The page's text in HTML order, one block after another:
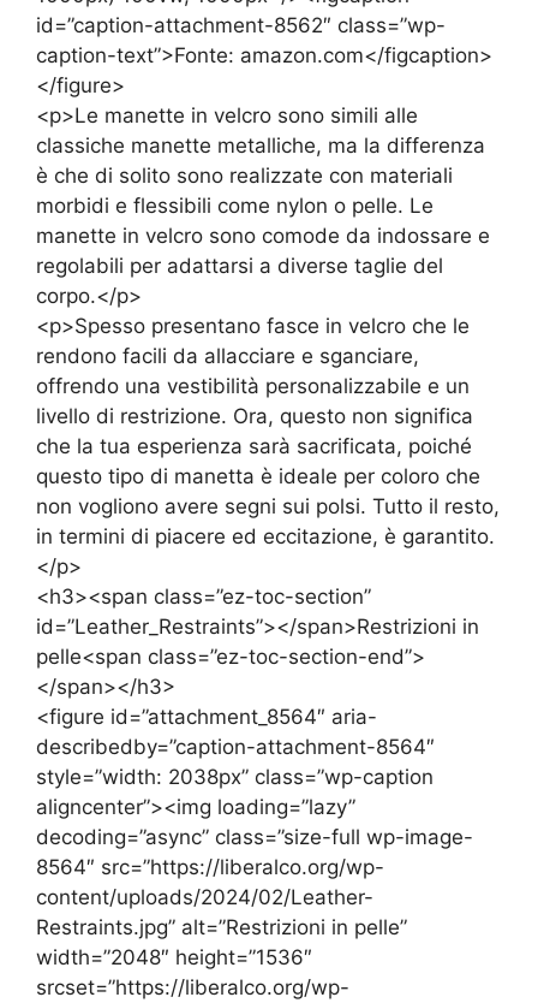
id=”caption-attachment-8562″ class=”wp-
caption-text”>Fonte: amazon.com</figcaption>
</figure>
<p>Le manette in velcro sono simili alle
classiche manette metalliche, ma la differenza
è che di solito sono realizzate con materiali
morbidi e flessibili come nylon o pelle. Le
manette in velcro sono comode da indossare e
regolabili per adattarsi a diverse taglie del
corpo.</p>
<p>Spesso presentano fasce in velcro che le
rendono facili da allacciare e sganciare,
offrendo una vestibilità personalizzabile e un
livello di restrizione. Ora, questo non significa
che la tua esperienza sarà sacrificata, poiché
questo tipo di manetta è ideale per coloro che
non vogliono avere segni sui polsi. Tutto il resto,
in termini di piacere ed eccitazione, è garantito.
</p>
<h3><span class=”ez-toc-section”
id=”Leather_Restraints”></span>Restrizioni in
pelle<span class=”ez-toc-section-end”>
</span></h3>
<figure id=”attachment_8564″ aria-
describedby=”caption-attachment-8564″
style=”width: 2038px” class=”wp-caption
aligncenter”><img loading=”lazy”
decoding=”async” class=”size-full wp-image-
8564″ src=”https://liberalco.org/wp-
content/uploads/2024/02/Leather-
Restraints.jpg” alt=”Restrizioni in pelle”
width=”2048″ height=”1536″
srcset=”https://liberalco.org/wp-